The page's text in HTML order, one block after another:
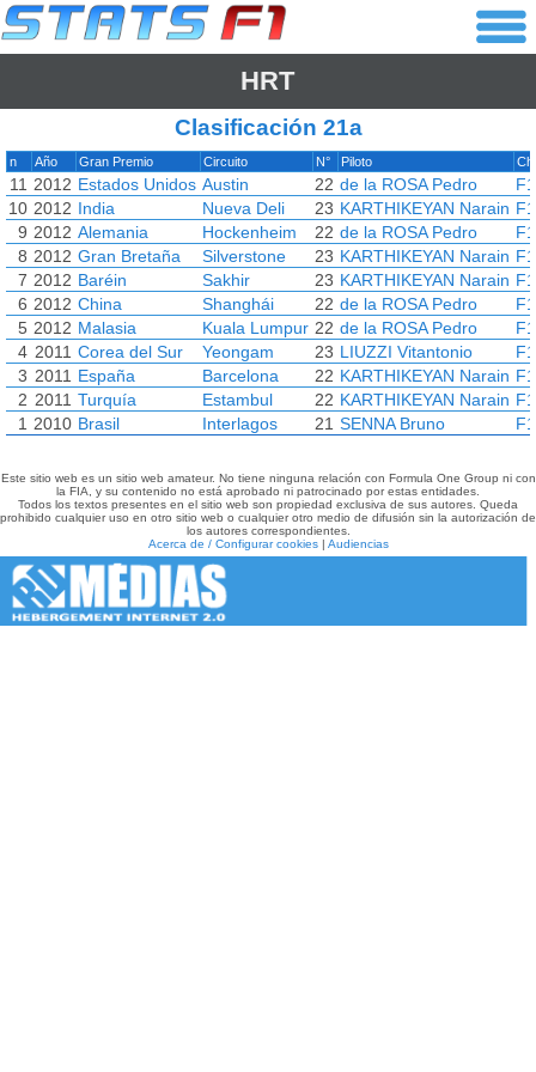
HRT
Clasificación 21a
n Año Gran Premio Circuito N° Piloto
11 2012 Estados Unidos Austin 22 de la ROSA Pedro
10 2012 India Nueva Deli 23 KARTHIKEYAN Narain
9 2012 Alemania Hockenheim 22 de la ROSA Pedro
8 2012 Gran Bretaña Silverstone 23 KARTHIKEYAN Narain
7 2012 Baréin Sakhir 23 KARTHIKEYAN Narain
6 2012 China Shanghái 22 de la ROSA Pedro
5 2012 Malasia Kuala Lumpur 22 de la ROSA Pedro
4 2011 Corea del Sur Yeongam 23 LIUZZI Vitantonio
3 2011 España Barcelona 22 KARTHIKEYAN Narain
2 2011 Turquía Estambul 22 KARTHIKEYAN Narain
1 2010 Brasil Interlagos 21 SENNA Bruno
Este sitio web es un sitio web amateur. No tiene ninguna relación con Formula One Group ni con
la FIA, y su contenido no está aprobado ni patrocinado por estas entidades.
Todos los textos presentes en el sitio web son propiedad exclusiva de sus autores. Queda
prohibido cualquier uso en otro sitio web o cualquier otro medio de difusión sin la autorización de
los autores correspondientes.
Acerca de / Configurar cookies| Audiencias